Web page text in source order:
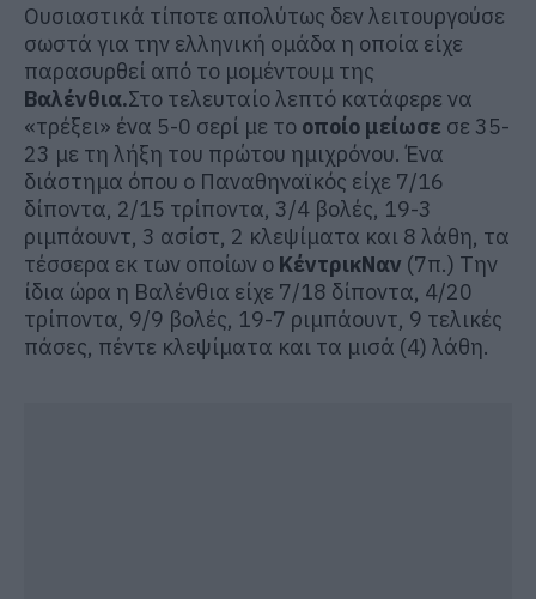
Ουσιαστικά τίποτε απολύτως δεν λειτουργούσε
σωστά για την ελληνική ομάδα η οποία είχε
παρασυρθεί από το μομέντουμ της
Βαλένθια.Στο τελευταίο λεπτό κατάφερε να
«τρέξει» ένα 5-0 σερί με το οποίο μείωσε σε 35-
23 με τη λήξη του πρώτου ημιχρόνου. Ένα
διάστημα όπου ο Παναθηναϊκός είχε 7/16
δίποντα, 2/15 τρίποντα, 3/4 βολές, 19-3
ριμπάουντ, 3 ασίστ, 2 κλεψίματα και 8 λάθη, τα
τέσσερα εκ των οποίων ο ΚέντρικΝαν (7π.) Την
ίδια ώρα η Βαλένθια είχε 7/18 δίποντα, 4/20
τρίποντα, 9/9 βολές, 19-7 ριμπάουντ, 9 τελικές
πάσες, πέντε κλεψίματα και τα μισά (4) λάθη.